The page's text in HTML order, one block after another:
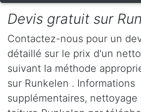
Devis gratuit sur
Contactez-nous pour un
détaillé sur le prix d'un
suivant la méthode
sur Runkelen . Informations
supplémentaires, nettoyage